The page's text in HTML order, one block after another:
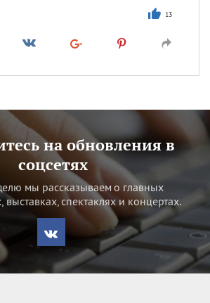
13
на обновления в
соцсетях
мы рассказываем о главных
спектаклях и концертах.